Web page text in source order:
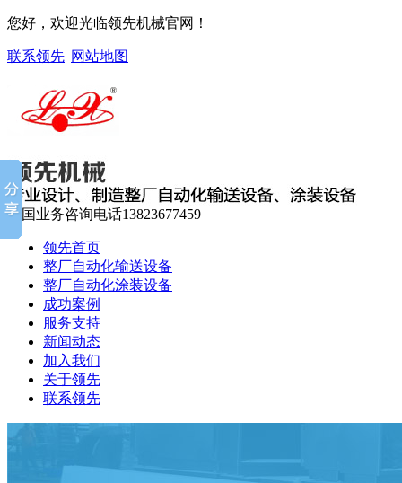
您好，欢迎光临领先机械官网！
联系领先| 网站地图
全国业务咨询电话13823677459
领先首页
整厂自动化输送设备
整厂自动化涂装设备
成功案例
服务支持
新闻动态
加入我们
关于领先
联系领先